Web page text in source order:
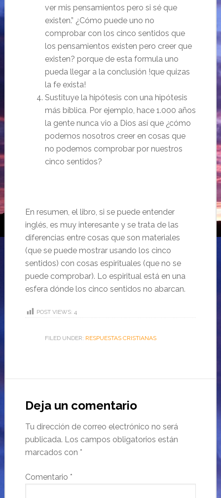
ver mis pensamientos pero si sé que
existen.” ¿Cómo puede uno no
comprobar con los cinco sentidos que
los pensamientos existen pero creer que
existen? porque de esta formula uno
pueda llegar a la conclusión !que quizas
la fe exista!
Sustituye la hipótesis con una hipótesis
más bíblica Por ejemplo, hace 1.000 años
la gente nunca vio a Dios así que ¿cómo
podemos nosotros creer en cosas que
no podemos comprobar por nuestros
cinco sentidos?
En resumen, el libro, si se puede entender
inglés, es muy interesante y se trata de las
diferencias entre cosas que son materiales
(que se puede mostrar usando los cinco
sentidos) con cosas espirituales (que no se
puede comprobar). Lo espiritual está en una
esfera dónde los cinco sentidos no abarcan.
POST VIEWS: 4
FILED UNDER: RESPUESTAS CRISTIANAS
Deja un comentario
Tu dirección de correo electrónico no será
publicada. Los campos obligatorios están
marcados con *
Comentario *